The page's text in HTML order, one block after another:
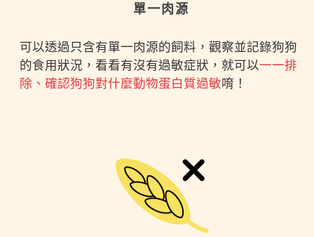
單一肉源
可以透過只含有單一肉源的飼料，觀察並記錄狗狗
的食用狀況，看看有沒有過敏症狀，就可以一一排
除、確認狗狗對什麼動物蛋白質過敏唷！